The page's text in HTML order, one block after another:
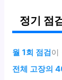
정기 점
월 1회 점검이
전체 고장의